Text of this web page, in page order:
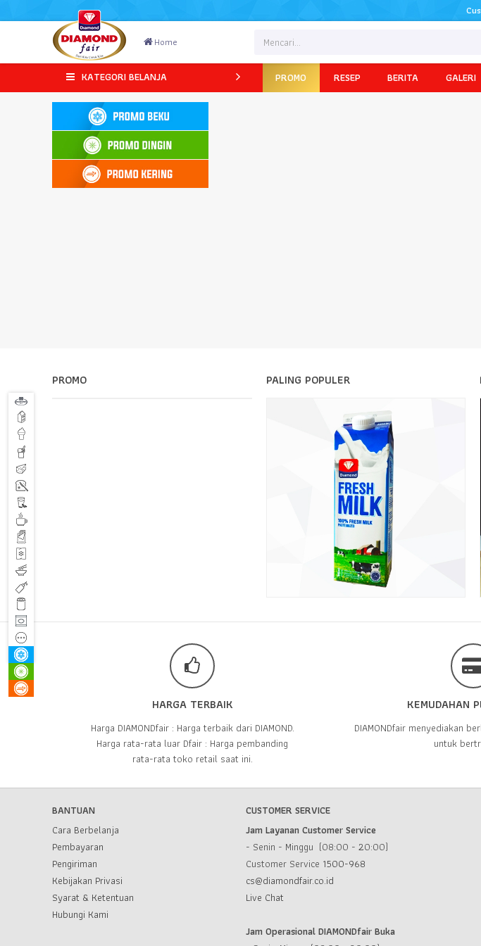
Home
KATEGORI BELANJA PROMO RESEP BERITA GALERI
Beranda Promo
PROMO PALING POPULER
HARGA TERBAIK
Harga DIAMONDfair : Harga terbaik dari DIAMOND.
Harga rata-rata luar Dfair : Harga pembanding
rata-rata toko retail saat ini.
KEMUDAHAN
DIAMONDfair menyediakan
untuk
BANTUAN
Cara Berbelanja
Pembayaran
Pengiriman
Kebijakan Privasi
Syarat & Ketentuan
Hubungi Kami
CUSTOMER SERVICE
Jam Layanan Customer Service
- Senin - Minggu (08:00 - 20:00)
Customer Service 1500-968
cs@diamondfair.co.id
Live Chat
Jam Operasional DIAMONDfair Buka